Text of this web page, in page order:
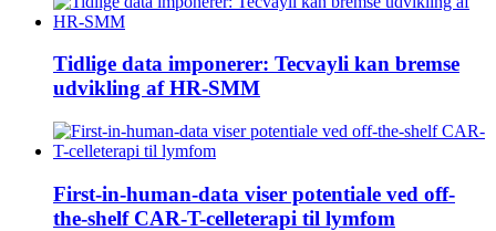
Tidlige data imponerer: Tecvayli kan bremse
udvikling af HR-SMM
First-in-human-data viser potentiale ved off-
the-shelf CAR-T-celleterapi til lymfom